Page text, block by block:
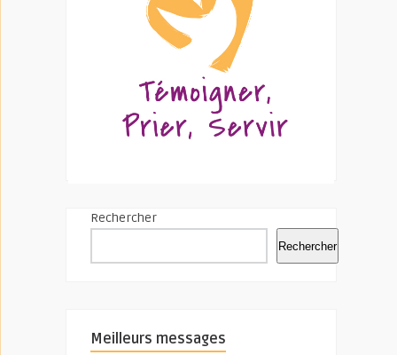
Rechercher
Rechercher
Meilleurs messages